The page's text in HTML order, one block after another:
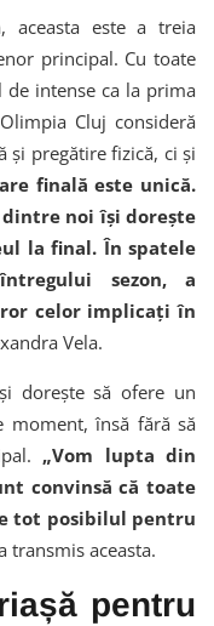
aceasta este a treia
principal. Cu toate
intense ca la prima
Cluj consideră
și pregătire fizică, ci și
finală este unică.
noi își dorește
la final. În spatele
sezon, a
celor implicați în
Vela.
dorește să ofere un
moment, însă fără să
„Vom lupta din
convinsă că toate
tot posibilul pentru
transmis aceasta.
pentru